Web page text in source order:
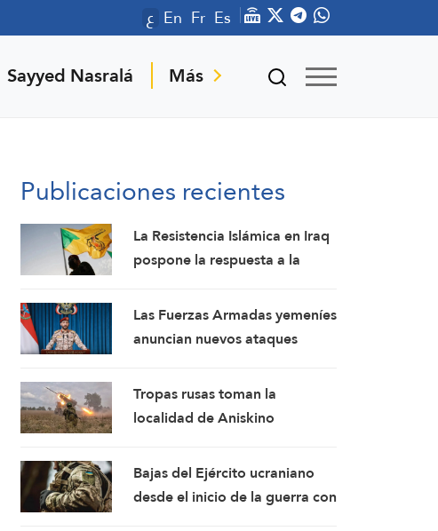
ع En Fr Es
Sayyed Nasralá Más
Publicaciones recientes
La Resistencia Islámica en Iraq
pospone la respuesta a la
mártires fortalecen nuestra
firmeza
Las Fuerzas Armadas yemeníes
anuncian nuevos ataques
pro-saudí y reafirman sus
fórmulas de asedio por asedio
Tropas rusas toman la
localidad de Aniskino
Bajas del Ejército ucraniano
desde el inicio de la guerra con